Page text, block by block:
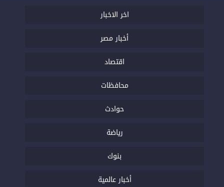
اخر الاخبار
أخبار مصر
اقتصاد
محافظات
حوادث
رياضة
بنوك
أخبار عالمية